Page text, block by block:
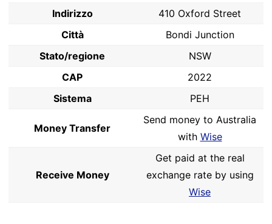
Indirizzo
410 Oxford Street
Città
Bondi Junction
Stato/regione
NSW
CAP
2022
Sistema
PEH
Money Transfer
Send money to Australia
with Wise
Receive Money
Get paid at the real
exchange rate by using
Wise